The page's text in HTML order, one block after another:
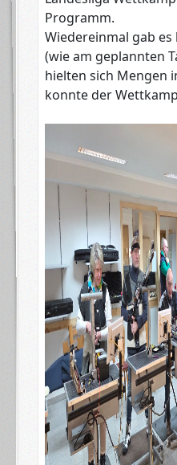
Programm.
Wiedereinmal gab
(wie am geplannten
hielten sich Mengen
konnte der